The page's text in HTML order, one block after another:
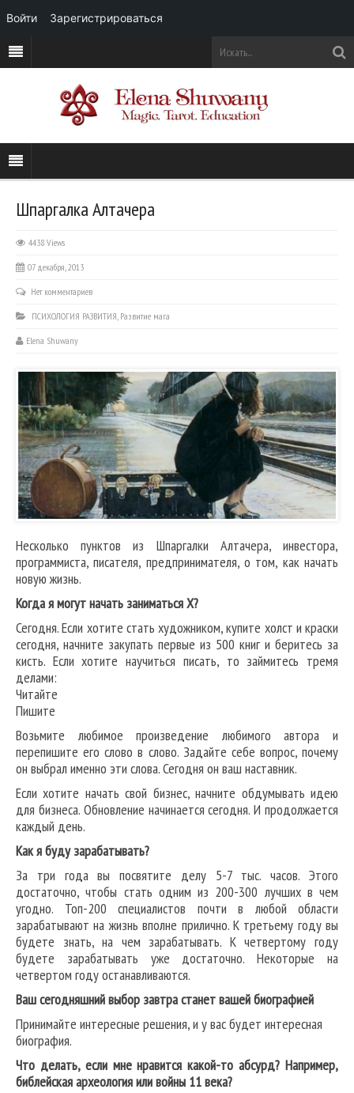
Шпаргалка Алтачера
4438 Views
07 декабря, 2013
Нет комментариев
ПСИХОЛОГИЯ РАЗВИТИЯ, Развитие мага
Elena Shuwany
Несколько пунктов из Шпаргалки Алтачера, инвестора,
программиста, писателя, предпринимателя, о том, как начать
новую жизнь.
Когда я могут начать заниматься X?
Сегодня. Если хотите стать художником, купите холст и краски
сегодня, начните закупать первые из 500 книг и беритесь за
кисть. Если хотите научиться писать, то займитесь тремя
делами:
Читайте
Пишите
Возьмите любимое произведение любимого автора и
перепишите его слово в слово. Задайте себе вопрос, почему
он выбрал именно эти слова. Сегодня он ваш наставник.
Если хотите начать свой бизнес, начните обдумывать идею
для бизнеса. Обновление начинается сегодня. И продолжается
каждый день.
Как я буду зарабатывать?
За три года вы посвятите делу 5-7 тыс. часов. Этого
достаточно, чтобы стать одним из 200-300 лучших в чем
угодно. Топ-200 специалистов почти в любой области
зарабатывают на жизнь вполне прилично. К третьему году вы
будете знать, на чем зарабатывать. К четвертому году
будете зарабатывать уже достаточно. Некоторые на
четвертом году останавливаются.
Ваш сегодняшний выбор завтра станет вашей биографией
Принимайте интересные решения, и у вас будет интересная
биография.
Что делать, если мне нравится какой-то абсурд? Например,
библейская археология или войны 11 века?
Войти Зарегистрироваться